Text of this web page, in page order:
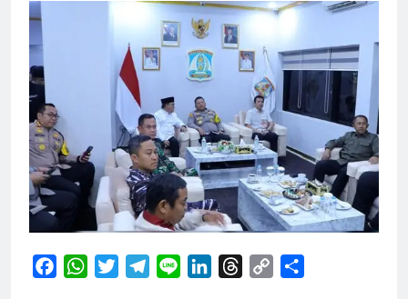
FacebookWhatsApp
TwitterTelegram
Line LinkedInThreads
Copy